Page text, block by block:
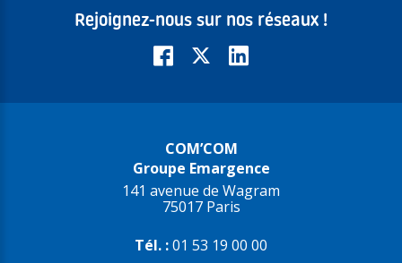
Rejoignez-nous sur nos réseaux !
COM’COM
Groupe Emargence
141 avenue de Wagram
75017 Paris
Tél. :01 53 19 00 00